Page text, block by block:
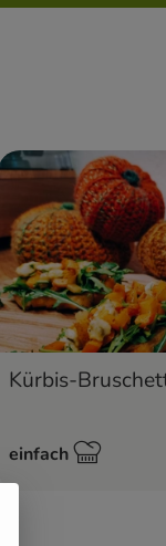
zu Favouriten
Kürbis-
Schwierigkeit:
einfach